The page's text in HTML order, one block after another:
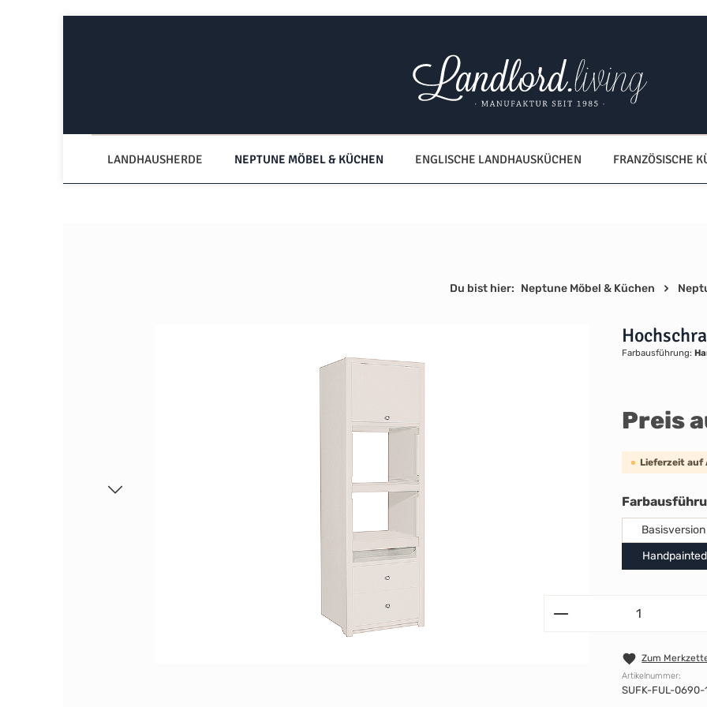
LANDHAUSHERDE NEPTUNE MÖBEL & KÜCHEN ENGLISCHE LANDHAUSKÜCHEN FRANZÖSISCHE
Du bist hier: Neptune Möbel & Küchen
Farbausführung:
Preis
Lieferzeit auf
Basisversion
Zum
Artikelnummer:
SUFK-FUL-0690-